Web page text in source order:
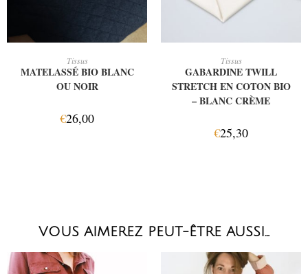
Tissus
MATELASSÉ BIO BLANC
OU NOIR
€26,00
Tissus
GABARDINE TWILL
STRETCH EN COTON BIO
– BLANC CRÈME
€25,30
VOUS AIMEREZ PEUT-ÊTRE AUSSI…